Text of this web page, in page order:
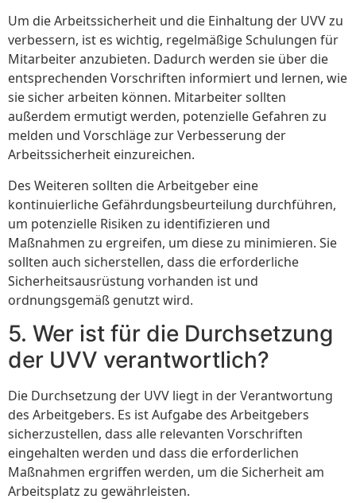
Um die Arbeitssicherheit und die Einhaltung der UVV zu
verbessern, ist es wichtig, regelmäßige Schulungen für
Mitarbeiter anzubieten. Dadurch werden sie über die
entsprechenden Vorschriften informiert und lernen, wie
sie sicher arbeiten können. Mitarbeiter sollten
außerdem ermutigt werden, potenzielle Gefahren zu
melden und Vorschläge zur Verbesserung der
Arbeitssicherheit einzureichen.
Des Weiteren sollten die Arbeitgeber eine
kontinuierliche Gefährdungsbeurteilung durchführen,
um potenzielle Risiken zu identifizieren und
Maßnahmen zu ergreifen, um diese zu minimieren. Sie
sollten auch sicherstellen, dass die erforderliche
Sicherheitsausrüstung vorhanden ist und
ordnungsgemäß genutzt wird.
5. Wer ist für die Durchsetzung
der UVV verantwortlich?
Die Durchsetzung der UVV liegt in der Verantwortung
des Arbeitgebers. Es ist Aufgabe des Arbeitgebers
sicherzustellen, dass alle relevanten Vorschriften
eingehalten werden und dass die erforderlichen
Maßnahmen ergriffen werden, um die Sicherheit am
Arbeitsplatz zu gewährleisten.